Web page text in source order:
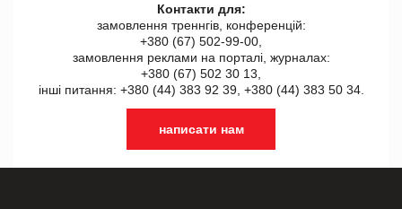
Контакти для:
замовлення треннгів, конференцій:
+380 (67) 502-99-00,
замовлення реклами на порталі, журналах:
+380 (67) 502 30 13,
інші питання: +380 (44) 383 92 39, +380 (44) 383 50 34.
написати нам